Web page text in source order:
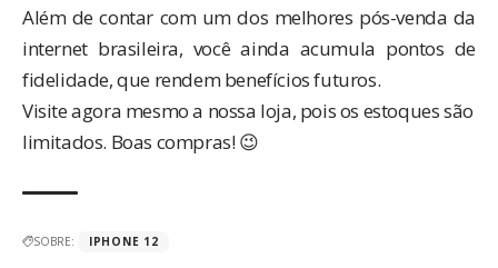
Além de contar com um dos melhores pós-venda da
internet brasileira, você ainda acumula pontos de
fidelidade, que rendem benefícios futuros.
Visite agora mesmoa nossa loja, pois os estoques são
limitados. Boas compras! 😉
SOBRE: IPHONE 12